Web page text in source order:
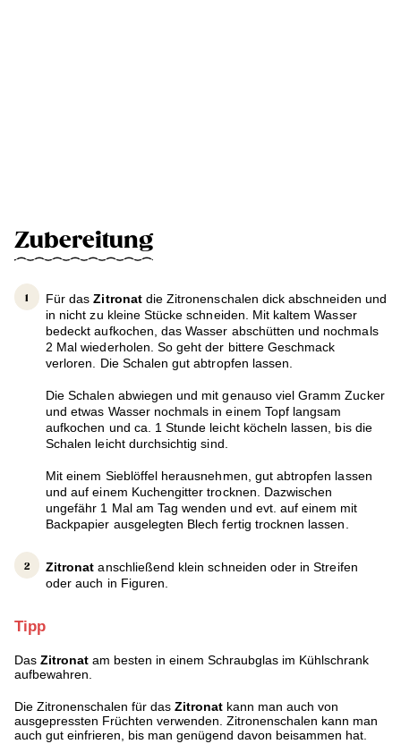
Zubereitung
Für dasZitronatdie Zitronenschalen dick abschneiden und
in nicht zu kleine Stücke schneiden. Mit kaltem Wasser
bedeckt aufkochen, das Wasser abschütten und nochmals
2 Mal wiederholen. So geht der bittere Geschmack
verloren. Die Schalen gut abtropfen lassen.
Die Schalen abwiegen und mit genauso viel Gramm Zucker
und etwas Wasser nochmals in einem Topf langsam
aufkochen und ca. 1 Stunde leicht köcheln lassen, bis die
Schalen leicht durchsichtig sind.
Mit einem Sieblöffel herausnehmen, gut abtropfen lassen
und auf einem Kuchengitter trocknen. Dazwischen
ungefähr 1 Mal am Tag wenden und evt. auf einem mit
Backpapier ausgelegten Blech fertig trocknen lassen.
Zitronatanschließend klein schneiden oder in Streifen
oder auch in Figuren.
Tipp
Das Zitronat am besten in einem Schraubglas im Kühlschrank
aufbewahren.
Die Zitronenschalen für das Zitronat kann man auch von
ausgepressten Früchten verwenden. Zitronenschalen kann man
auch gut einfrieren, bis man genügend davon beisammen hat.